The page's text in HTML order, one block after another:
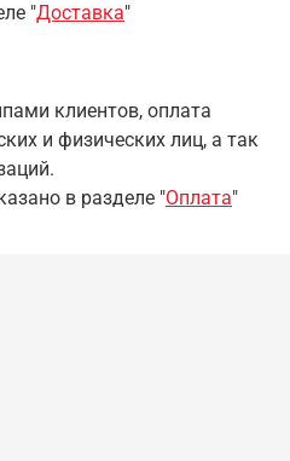
"Доставка"
клиентов, оплата
и физических лиц, а так
в разделе "Оплата"